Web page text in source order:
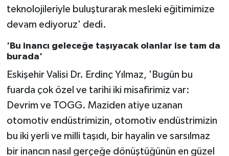
teknolojileriyle buluşturarak mesleki eğitimimize
devam ediyoruz' dedi.
'Bu inancı geleceğe taşıyacak olanlar ise tam da
burada'
Eskişehir Valisi Dr. Erdinç Yılmaz, 'Bugün bu
fuarda çok özel ve tarihi iki misafirimiz var:
Devrim ve TOGG. Maziden atiye uzanan
otomotiv endüstrimizin, otomotiv endüstrimizin
bu iki yerli ve milli taşıdı, bir hayalin ve sarsılmaz
bir inancın nasıl gerçeğe dönüştüğünün en güzel